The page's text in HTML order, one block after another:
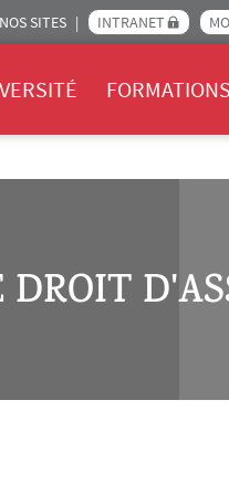
SITES INTRANET
FORMATIONS